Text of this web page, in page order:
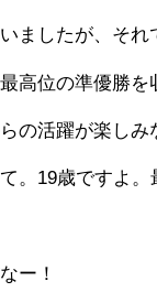
ましたが、それ
高位の準優勝
の活躍が楽しみ
。19歳ですよ
ー！